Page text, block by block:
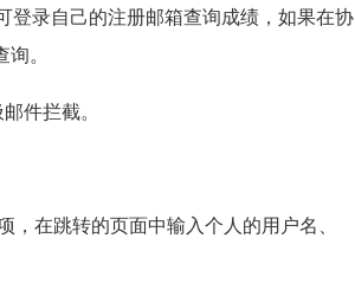
登录自己的注册邮箱查询成绩，如果在协
。
件拦截。
，在跳转的页面中输入个人的用户名、